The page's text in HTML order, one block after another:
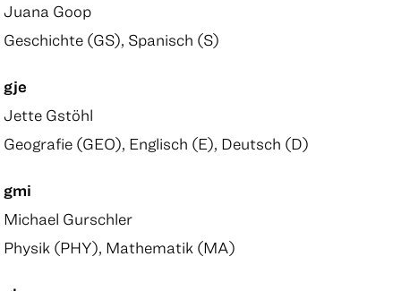
Juana Goop
Geschichte (GS), Spanisch (S)
gje
Jette Gstöhl
Geografie (GEO), Englisch (E), Deutsch (D)
gmi
Michael Gurschler
Physik (PHY), Mathematik (MA)